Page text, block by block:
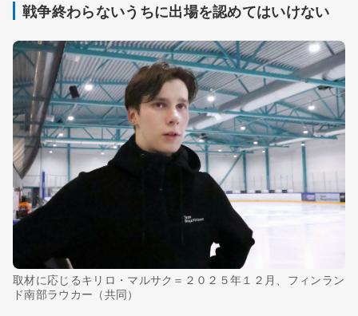
戦争終わらないうちに出場を認めてはいけない
取材に応じるキリロ・マルサク＝２０２５年１２月、フィンラン
ド南部ラウカー（共同）